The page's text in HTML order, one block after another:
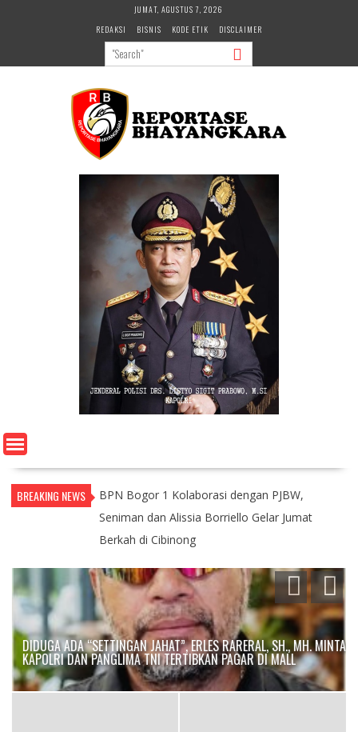
JUMAT, AGUSTUS 7, 2026
REDAKSI
BISNIS KODE ETIK DISCLAIMER
BREAKING NEWS
BPN Bogor 1 Kolaborasi dengan PJBW,
Seniman dan Alissia Borriello Gelar Jumat
Berkah di Cibinong
DIDUGA ADA “SETTINGAN JAHAT”, ERLES RARERAL, SH., MH. MINTA
KAPOLRI DAN PANGLIMA TNI TERTIBKAN PAGAR DI MALL